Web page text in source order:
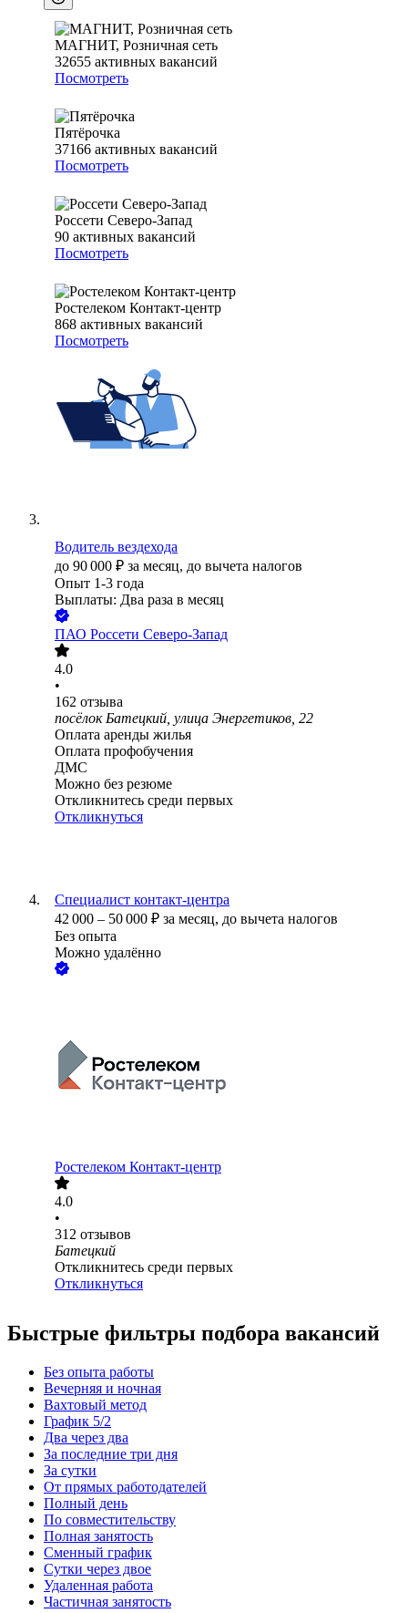
МАГНИТ, Розничная сеть
32655 активных вакансий
Посмотреть
Пятёрочка
37166 активных вакансий
Посмотреть
Россети Северо-Запад
90 активных вакансий
Посмотреть
Ростелеком Контакт-центр
868 активных вакансий
Посмотреть
Водитель вездехода
до 90 000 ₽ за месяц, до вычета налогов
Опыт 1-3 года
Выплаты: Два раза в месяц
ПАО Россети Северо-Запад
4.0
•
162 отзыва
посёлок Батецкий, улица Энергетиков, 22
Оплата аренды жилья
Оплата профобучения
ДМС
Можно без резюме
Откликнитесь среди первых
Откликнуться
Специалист контакт-центра
42 000 – 50 000 ₽ за месяц, до вычета налогов
Без опыта
Можно удалённо
Ростелеком Контакт-центр
4.0
•
312 отзывов
Батецкий
Откликнитесь среди первых
Откликнуться
Быстрые фильтры подбора вакансий
Без опыта работы
Вечерняя и ночная
Вахтовый метод
График 5/2
Два через два
За последние три дня
За сутки
От прямых работодателей
Полный день
По совместительству
Полная занятость
Сменный график
Сутки через двое
Удаленная работа
Частичная занятость